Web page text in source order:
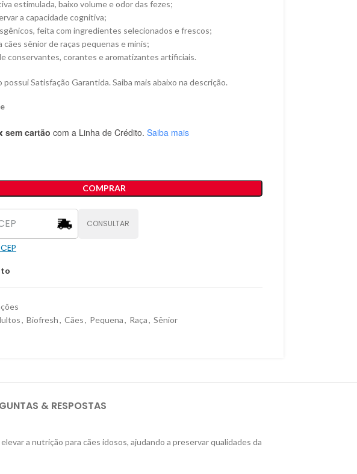
estimulada, baixo volume e odor das fezes;
a capacidade cognitiva;
feita com ingredientes selecionados e frescos;
cães sênior de raças pequenas e minis;
conservantes, corantes e aromatizantes artificiais.
Satisfação Garantida. Saiba mais abaixo na descrição.
sem cartão com a Linha de Crédito. Saiba mais
COMPRAR
CONSULTAR
, Biofresh, Cães, Pequena, Raça, Sênior
& RESPOSTAS
a nutrição para cães idosos, ajudando a preservar qualidades da